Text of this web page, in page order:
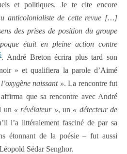
et politiques. Je te cite encore
anticolonialiste de cette revue […]
des prises de position du groupe
était en pleine action contre
. André Breton écrira plus tard son
» et qualifiera la parole d’Aimé
naissant ». La rencontre fut
que sa rencontre avec André
un « révélateur », un « détecteur de
l’a littéralement fasciné de par sa
étonnant de la poésie – fut aussi
Sédar Senghor.